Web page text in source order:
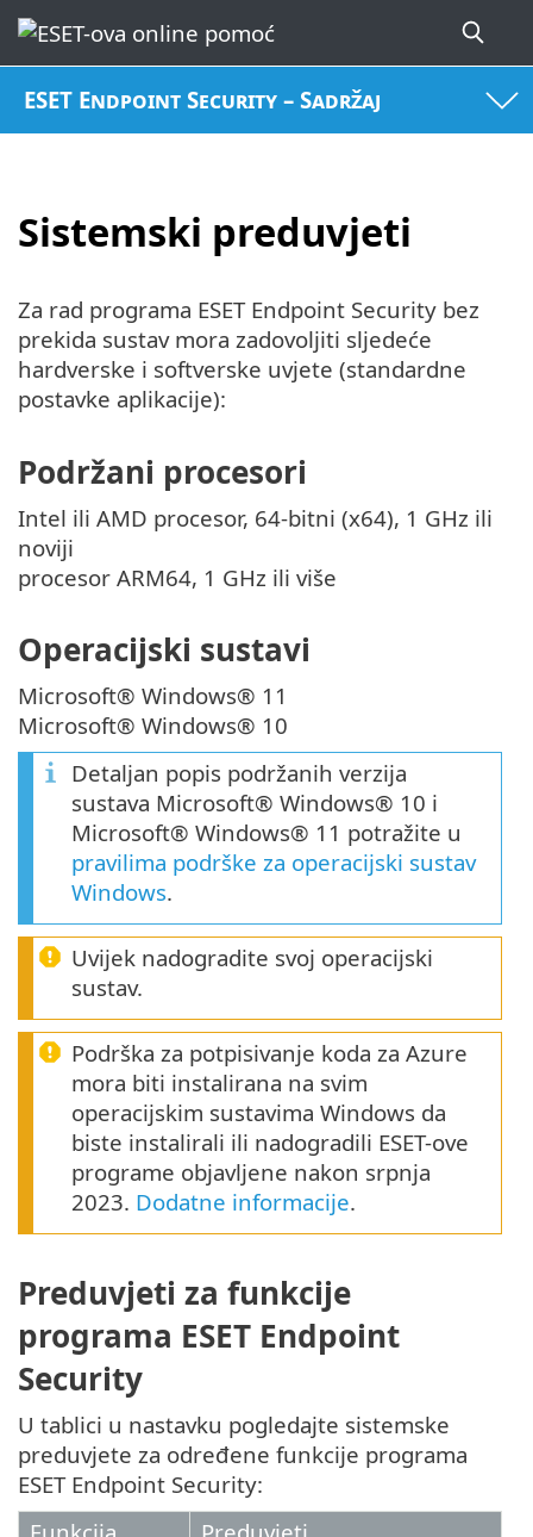
ESET Endpoint Security – Sadržaj
Sistemski preduvjeti
Za rad programa ESET Endpoint Security bez
prekida sustav mora zadovoljiti sljedeće
hardverske i softverske uvjete (standardne
postavke aplikacije):
Podržani procesori
Intel ili AMD procesor, 64-bitni (x64), 1 GHz ili
noviji
procesor ARM64, 1 GHz ili više
Operacijski sustavi
Microsoft® Windows® 11
Microsoft® Windows® 10
Detaljan popis podržanih verzija
sustava Microsoft® Windows® 10 i
Microsoft® Windows® 11 potražite u
pravilima podrške za operacijski sustav
Windows.
Uvijek nadogradite svoj operacijski
sustav.
Podrška za potpisivanje koda za Azure
mora biti instalirana na svim
operacijskim sustavima Windows da
biste instalirali ili nadogradili ESET-ove
programe objavljene nakon srpnja
2023. Dodatne informacije.
Preduvjeti za funkcije
programa ESET Endpoint
Security
U tablici u nastavku pogledajte sistemske
preduvjete za određene funkcije programa
ESET Endpoint Security: